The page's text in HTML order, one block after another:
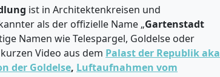
ist in Architektenkreisen und
als der offizielle Name „Gartenstadt
Namen wie Telespargel, Goldelse oder
Video aus dem Palast der Republik aka
der Goldelse, Luftaufnahmen vom